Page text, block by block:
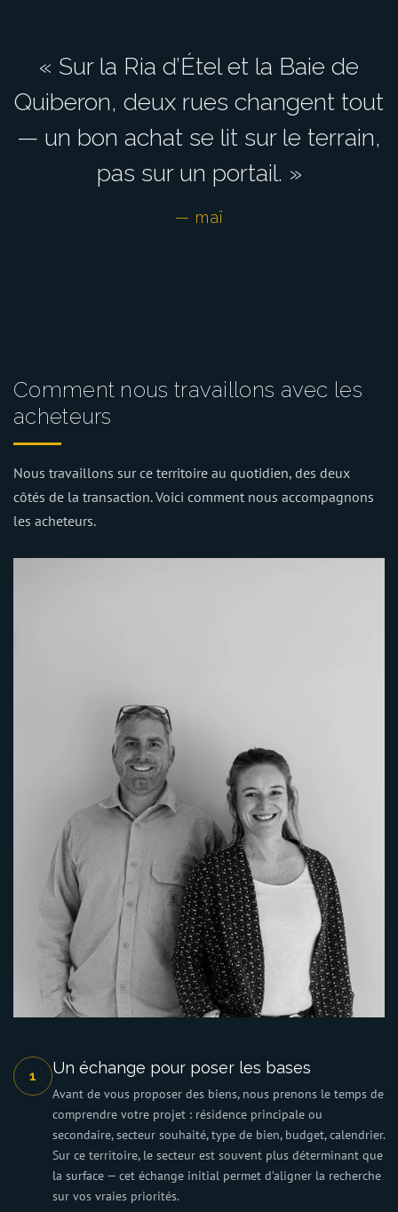
« Sur la Ria d’Étel et la Baie de
Quiberon, deux rues changent tout
— un bon achat se lit sur le terrain,
pas sur un portail. »
— maï
Comment nous travaillons avec les
acheteurs
Nous travaillons sur ce territoire au quotidien, des deux
côtés de la transaction. Voici comment nous accompagnons
les acheteurs.
1 Un échange pour poser les bases
Avant de vous proposer des biens, nous prenons le temps de
comprendre votre projet : résidence principale ou
secondaire, secteur souhaité, type de bien, budget, calendrier.
Sur ce territoire, le secteur est souvent plus déterminant que
la surface — cet échange initial permet d’aligner la recherche
sur vos vraies priorités.